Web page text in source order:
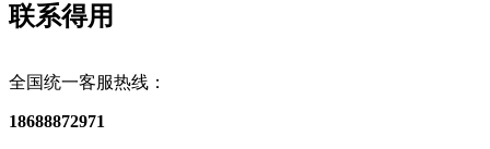
联系得用
全国统一客服热线：
18688872971